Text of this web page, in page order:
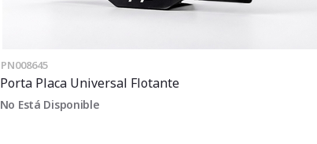
PN008645
Porta Placa Universal Flotante
No Está Disponible